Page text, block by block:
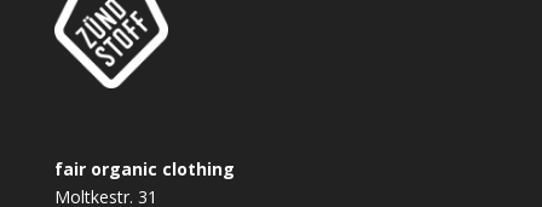
fair organic clothing
Moltkestr. 31